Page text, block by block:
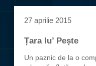
27 aprilie 2015
Țara lu’ Pește
Un paznic de la o